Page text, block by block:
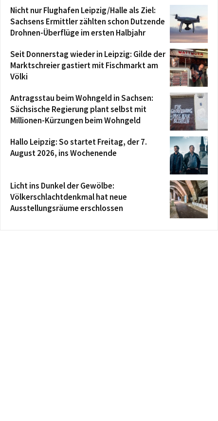
Nicht nur Flughafen Leipzig/Halle als Ziel:
Sachsens Ermittler zählten schon Dutzende
Drohnen-Überflüge im ersten Halbjahr
Seit Donnerstag wieder in Leipzig: Gilde der
Marktschreier gastiert mit Fischmarkt am
Völki
Antragsstau beim Wohngeld in Sachsen:
Sächsische Regierung plant selbst mit
Millionen-Kürzungen beim Wohngeld
Hallo Leipzig: So startet Freitag, der 7.
August 2026, ins Wochenende
Licht ins Dunkel der Gewölbe:
Völkerschlachtdenkmal hat neue
Ausstellungsräume erschlossen